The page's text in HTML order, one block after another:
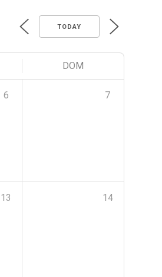
TODAY
DOM
6 7
13 14